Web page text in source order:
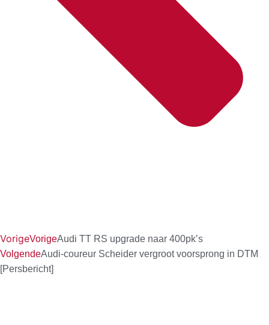
VorigeVorigeAudi TT RS upgrade naar 400pk’s
VolgendeAudi-coureur Scheider vergroot voorsprong in DTM
[Persbericht]